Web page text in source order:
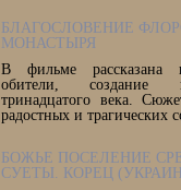
БЛАГОСЛОВЕНИЕ
МОНАСТЫРЯ
В фильме рассказана
обители, создание
тринадцатого века.
радостных и трагических
БОЖЬЕ ПОСЕЛЕНИЕ
СУЕТЫ. КОРЕЦ